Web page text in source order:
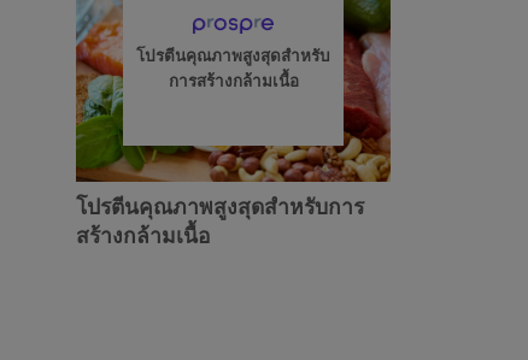
โปรตีนคุณภาพสูงสุดสำหรับ
การสร้างกล้ามเนื้อ
โปรตีนคุณภาพสูงสุดสำหรับการ
สร้างกล้ามเนื้อ